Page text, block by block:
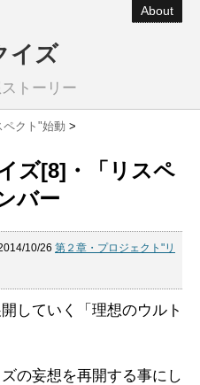
About
イズ
トーリー
クト"始動 >
ズ[8]・「リスペ
バー
10/26 第２章・プロジェクト"リ
していく「理想のウルト
の妄想を再開する事にし